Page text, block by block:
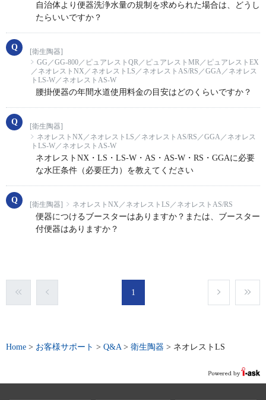
自治体より便器洗浄水量の規制を求められた場合は、どうし
たらいいですか？
[衛生陶器]
GG／GG-800／ピュアレストQR／ピュアレストMR／ピュアレストEX
／ネオレストNX／ネオレストLS／ネオレストAS/RS／GGA／ネオレス
トLS-W／ネオレストAS-W
腰掛便器の年間水道使用料金の目安はどのくらいですか？
[衛生陶器]
ネオレストNX／ネオレストLS／ネオレストAS/RS／GGA／ネオレス
トLS-W／ネオレストAS-W
ネオレストNX・LS・LS-W・AS・AS-W・RS・GGAに必要
な水圧条件（必要圧力）を教えてください
[衛生陶器] ネオレストNX／ネオレストLS／ネオレストAS/RS
便器につけるブースターはありますか？または、ブースター
付便器はありますか？
1
Home > お客様サポート > Q&A> 衛生陶器 > ネオレストLS